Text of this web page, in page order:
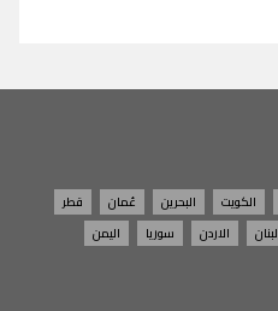
الكويت البحرين عُمان
قطر
لبنان الاردن سوريا
اليمن